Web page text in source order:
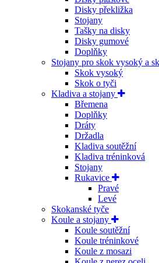
Disky překližka
Stojany
Tašky na disky
Disky gumové
Doplňky
Stojany pro skok vysoký a
Skok vysoký
Skok o tyči
Kladiva a stojany
Břemena
Doplňky
Dráty
Držadla
Kladiva soutěžní
Kladiva tréninková
Stojany
Rukavice
Pravé
Levé
Skokanské tyče
Koule a stojany
Koule soutěžní
Koule tréninkové
Koule z mosazi